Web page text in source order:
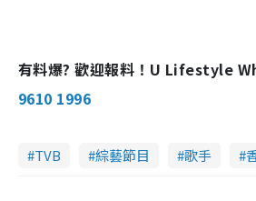
有料爆? 歡迎報料！U Lifestyle
9610 1996
TVB 綜藝節目 歌手